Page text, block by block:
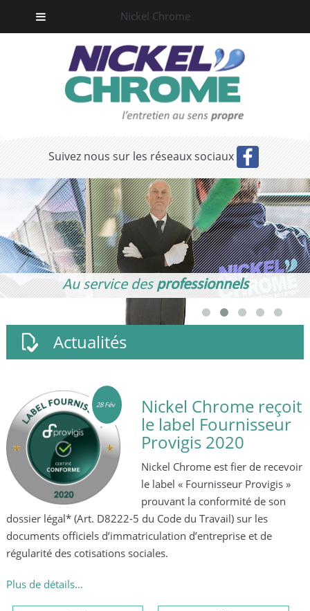
Suivez nous sur les réseaux sociaux
Au service des professionnels
Actualités
28 Fév Nickel Chrome reçoit
le label Fournisseur
Provigis 2020
Nickel Chrome est fier de recevoir
le label « Fournisseur Provigis »
prouvant la conformité de son
dossier légal* (Art. D8222-5 du Code du Travail) sur les
documents officiels d’immatriculation d’entreprise et de
régularité des cotisations sociales.
Plus de détails…
Nickel Chrome